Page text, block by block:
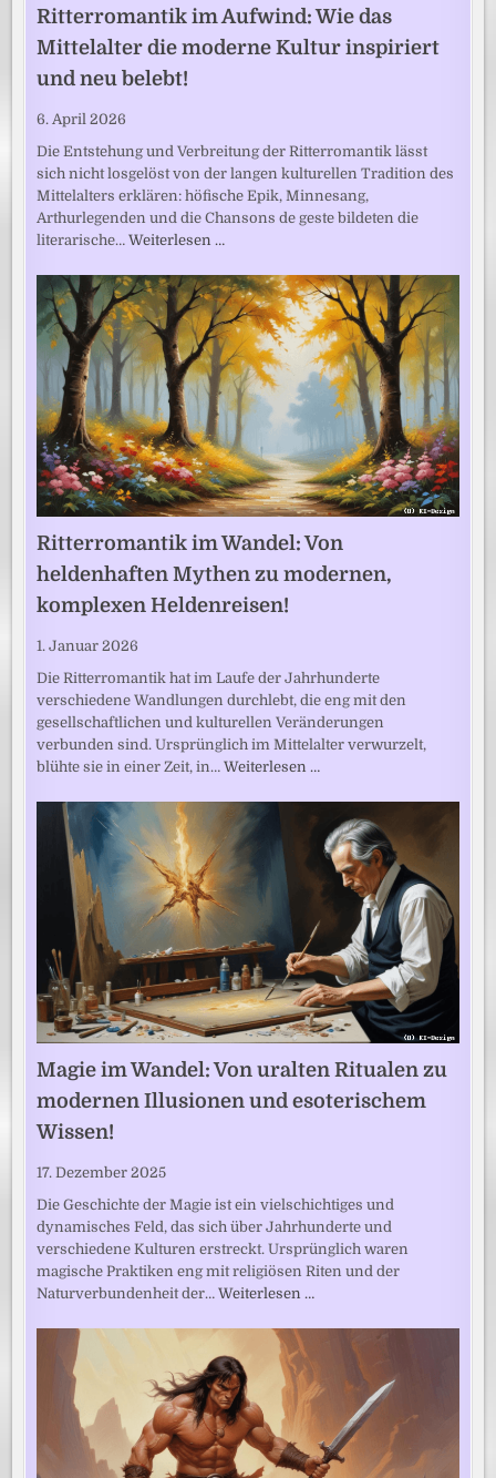
Ritterromantik im Aufwind: Wie das
Mittelalter die moderne Kultur inspiriert
und neu belebt!
6. April 2026
Die Entstehung und Verbreitung der Ritterromantik lässt
sich nicht losgelöst von der langen kulturellen Tradition des
Mittelalters erklären: höfische Epik, Minnesang,
Arthurlegenden und die Chansons de geste bildeten die
literarische…Weiterlesen …
Ritterromantik im Wandel: Von
heldenhaften Mythen zu modernen,
komplexen Heldenreisen!
1. Januar 2026
Die Ritterromantik hat im Laufe der Jahrhunderte
verschiedene Wandlungen durchlebt, die eng mit den
gesellschaftlichen und kulturellen Veränderungen
verbunden sind. Ursprünglich im Mittelalter verwurzelt,
blühte sie in einer Zeit, in…Weiterlesen …
Magie im Wandel: Von uralten Ritualen zu
modernen Illusionen und esoterischem
Wissen!
17. Dezember 2025
Die Geschichte der Magie ist ein vielschichtiges und
dynamisches Feld, das sich über Jahrhunderte und
verschiedene Kulturen erstreckt. Ursprünglich waren
magische Praktiken eng mit religiösen Riten und der
Naturverbundenheit der…Weiterlesen …